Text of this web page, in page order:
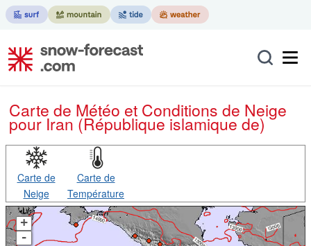
Carte de Météo et Conditions de Neige
pour Iran (République islamique de)
Carte de
Neige
Carte de
Température
+
-